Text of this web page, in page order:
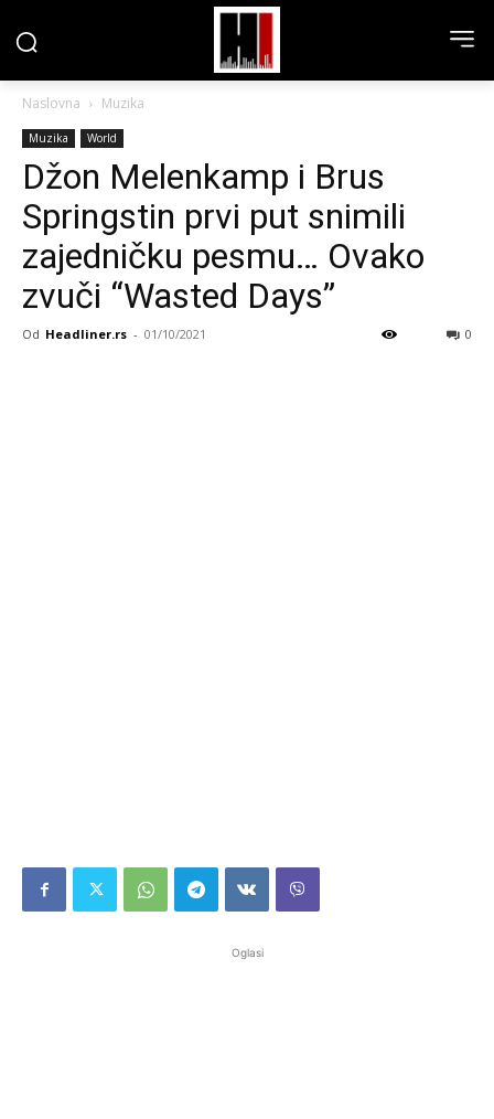
Naslovna Muzika
Muzika World
Džon Melenkamp i Brus
Springstin prvi put snimili
zajedničku pesmu… Ovako
zvuči “Wasted Days”
Od Headliner.rs - 01/10/2021 0
Oglasi